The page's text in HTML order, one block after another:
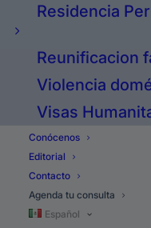
Residencia
Reunificacion
Violencia
Visas
Conócenos
Editorial
Contacto
Agenda tu consulta
Español
menos de 90 días.
hecho hay un gran
prometan no quiere
Y no es fácil
hablando de citas
todo el mundo o sea
sino en Europa, en
oriente entonces… y
primero dios, que